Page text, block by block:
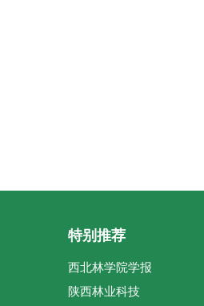
特别推荐
西北林学院学报
陕西林业科技